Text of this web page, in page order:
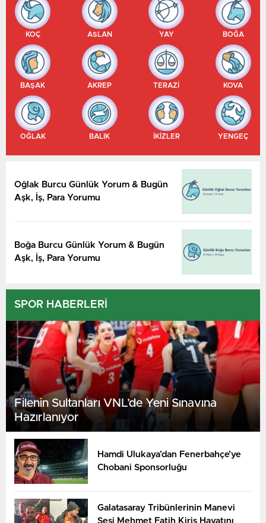
KOÇ ASLAN YAY BOĞA
BAŞAK AKREP TERAZİ KOVA
OĞLAK BALIK İKİZLER YENGEÇ
Oğlak Burcu Günlük Yorum & Bugün
Aşk, İş, Para Yorumu
Boğa Burcu Günlük Yorum & Bugün
Aşk, İş, Para Yorumu
SPOR HABERLERİ
Filenin Sultanları VNL’de Yeni Sınavına
Hazırlanıyor
Hamdi Ulukaya’dan Fenerbahçe’ye
Chobani Sponsorluğu
Galatasaray Tribünlerinin Manevi
Sesi Mehmet Fatih Kiriş Hayatını